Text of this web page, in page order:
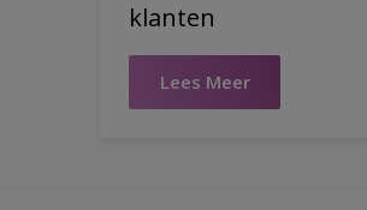
klanten
Lees Meer